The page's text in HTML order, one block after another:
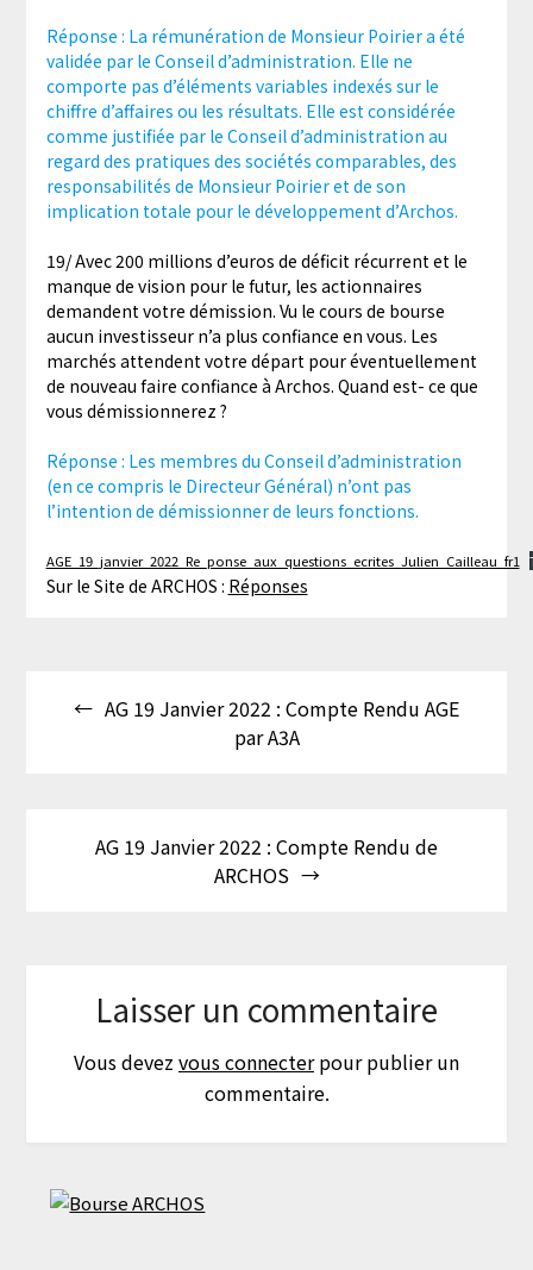
Réponse : La rémunération de Monsieur Poirier a été
validée par le Conseil d’administration. Elle ne
comporte pas d’éléments variables indexés sur le
chiffre d’affaires ou les résultats. Elle est considérée
comme justifiée par le Conseil d’administration au
regard des pratiques des sociétés comparables, des
responsabilités de Monsieur Poirier et de son
implication totale pour le développement d’Archos.
19/ Avec 200 millions d’euros de déficit récurrent et le
manque de vision pour le futur, les actionnaires
demandent votre démission. Vu le cours de bourse
aucun investisseur n’a plus confiance en vous. Les
marchés attendent votre départ pour éventuellement
de nouveau faire confiance à Archos. Quand est- ce que
vous démissionnerez ?
Réponse : Les membres du Conseil d’administration
(en ce compris le Directeur Général) n’ont pas
l’intention de démissionner de leurs fonctions.
AGE_19_janvier_2022_Re_ponse_aux_questions_ecrites_Julien_Cailleau_fr1
Sur le Site de ARCHOS : Réponses
AG 19 Janvier 2022 : Compte Rendu AGE
par A3A
AG 19 Janvier 2022 : Compte Rendu de
ARCHOS
Laisser un commentaire
Vous devez vous connecterpour publier un
commentaire.